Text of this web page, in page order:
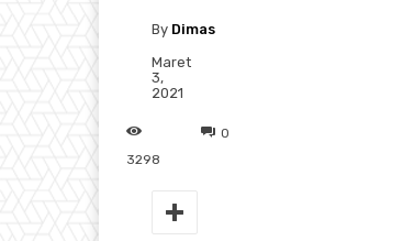
By Dimas
Maret
3,
2021
0
3298